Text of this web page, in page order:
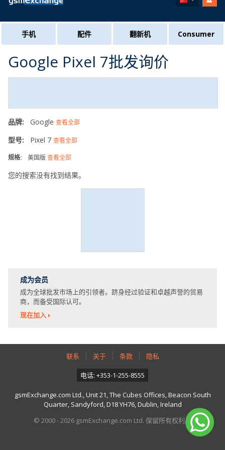
手机 配件 翻新机 Consumer
Google Pixel 7批发询价
品牌: Google 查看全部
型号: Pixel 7 查看全部
规格:
美国版 查看全部
您的搜索没有找到结果。
成为会员
成为全球批发市场上的引领者。跻身经过验证和卓越声誉的贸易
商，而备受国际认可。
现在加入
联系 关于 条款 隐私
电话: +353-1-255-8555
gsmExchange.com Ltd., Unit 21, The Cubes Offices, Beacon South
Quarter, Sandyford, D18 YH76, Dublin, Ireland
© 2000 - 2026 gsmExchange.com Ltd. 保留所有权利。